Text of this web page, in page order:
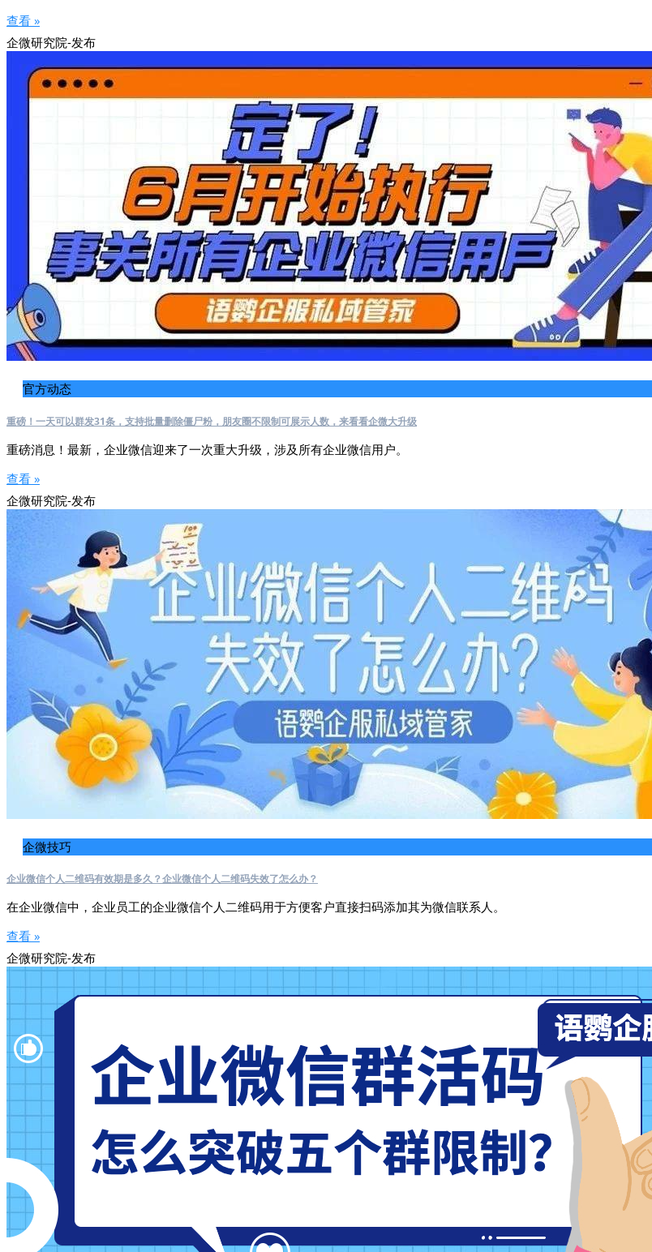
查看 »
企微研究院-发布
官方动态
重磅！一天可以群发31条，支持批量删除僵尸粉，朋友圈不限制可展示人数，来看看企微大升级
重磅消息！最新，企业微信迎来了一次重大升级，涉及所有企业微信用户。
查看 »
企微研究院-发布
企微技巧
企业微信个人二维码有效期是多久？企业微信个人二维码失效了怎么办？
在企业微信中，企业员工的企业微信个人二维码用于方便客户直接扫码添加其为微信联系人。
查看 »
企微研究院-发布